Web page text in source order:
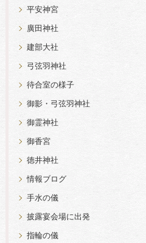
平安神宮
廣田神社
建部大社
弓弦羽神社
待合室の様子
御影・弓弦羽神社
御霊神社
御香宮
徳井神社
情報ブログ
手水の儀
披露宴会場に出発
指輪の儀